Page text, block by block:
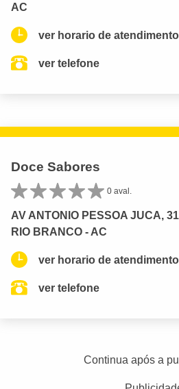
AC
ver horario de
ver telefone
Doce Sabores
0 aval.
AV ANTONIO PESSOA JUCA,
RIO BRANCO - AC
ver horario de
ver telefone
Continua após a